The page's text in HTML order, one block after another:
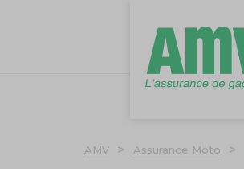
AMV > Assurance Moto >